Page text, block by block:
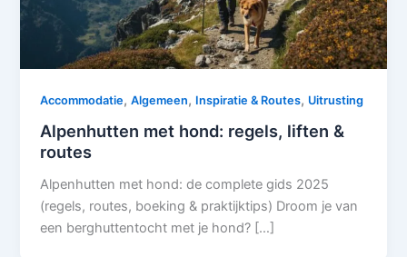
Accommodatie,Algemeen, Inspiratie & Routes, Uitrusting
Alpenhutten met hond: regels, liften &
routes
Alpenhutten met hond: de complete gids 2025
(regels, routes, boeking & praktijktips) Droom je van
een berghuttentocht met je hond? […]